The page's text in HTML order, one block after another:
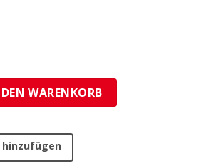
(7 Stück) Menge
WARENKORB